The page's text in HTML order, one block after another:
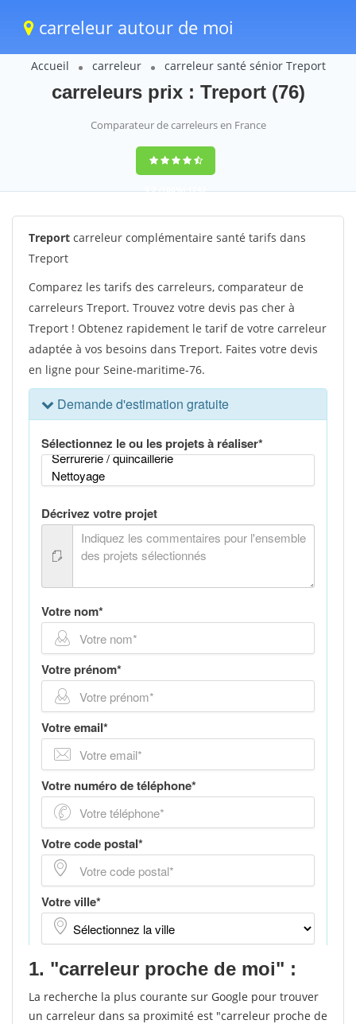
carreleur autour de moi
Accueil carreleur carreleur santé sénior Treport
carreleurs prix : Treport (76)
Comparateur de carreleurs en France
9,2(100%)1242
votes
Treport carreleur complémentaire santé tarifs dans
Treport
Comparez les tarifs des carreleurs, comparateur de
carreleurs Treport. Trouvez votre devis pas cher à
Treport ! Obtenez rapidement le tarif de votre carreleur
adaptée à vos besoins dans Treport. Faites votre devis
en ligne pour Seine-maritime-76.
1. "carreleur proche de moi" :
La recherche la plus courante sur Google pour trouver
un carreleur dans sa proximité est "carreleur proche de